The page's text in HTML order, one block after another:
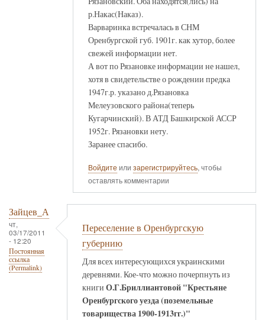
р.Накас(Наказ).
Варваринка встречалась в СНМ
Оренбургской губ. 1901г. как хутор, более
свежей информации нет.
А вот по Рязановке информации не нашел,
хотя в свидетельстве о рождении предка
1947г.р. указано д.Рязановка
Мелеузовского района(теперь
Кугарчинский). В АТД Башкирской АССР
1952г. Рязановки нету.
Заранее спасибо.
Войдите или зарегистрируйтесь, чтобы
оставлять комментарии
Зайцев_А
чт,
03/17/2011
- 12:20
Постоянная
ссылка
(Permalink)
Переселение в Оренбургскую
губернию
Для всех интересующихся украинскими
деревнями. Кое-что можно почерпнуть из
книги О.Г.Бриллиантовой "Крестьяне
Оренбургского уезда (поземельные
товарищества 1900-1913гг.)"